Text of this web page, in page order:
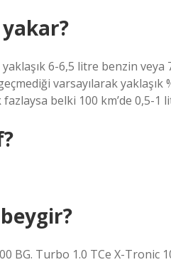
yaklaşık 6-6,5 litre benzin
varsayılarak
belki 100 km’de 0,5-1
BG. Turbo 1.0 TCe X-Tronic